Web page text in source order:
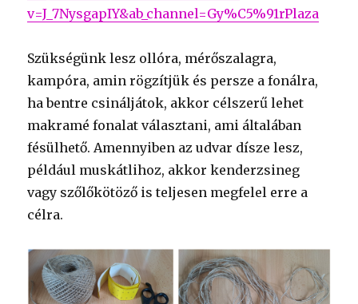
v=J_7NysgapIY&ab_channel=Gy%C5%91rPlaza
Szükségünk lesz ollóra, mérőszalagra,
kampóra, amin rögzítjük és persze a fonálra,
ha bentre csináljátok, akkor célszerű lehet
makramé fonalat választani, ami általában
fésülhető. Amennyiben az udvar dísze lesz,
például muskátlihoz, akkor kenderzsineg
vagy szőlőkötöző is teljesen megfelel erre a
célra.